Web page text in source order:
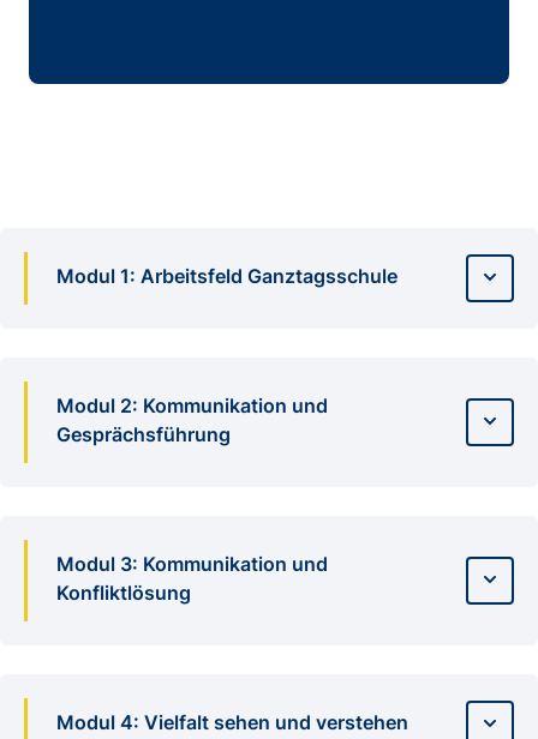
Modul 1: Arbeitsfeld Ganztagsschule
Modul 2: Kommunikation und
Gesprächsführung
Modul 3: Kommunikation und
Konfliktlösung
Modul 4: Vielfalt sehen und verstehen